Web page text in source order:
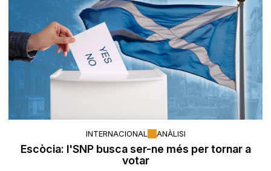
INTERNACIONAL ANÀLISI
Escòcia: l'SNP busca ser-ne més per tornar a
votar